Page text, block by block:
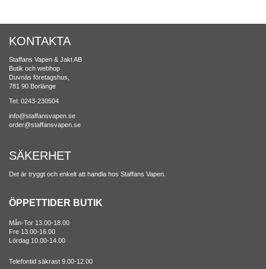
KONTAKTA
Staffans Vapen & Jakt AB
Butik och webhop
Duvnäs företagshus,
781 90 Borlänge
Tel: 0243-230504
info@staffansvapen.se
order@staffansvapen.se
SÄKERHET
Det är tryggt och enkelt att handla hos Staffans Vapen.
ÖPPETTIDER BUTIK
Mån-Tor 13.00-18.00
Fre 13.00-16.00
Lördag 10.00-14.00
Telefontid säkrast 9.00-12.00